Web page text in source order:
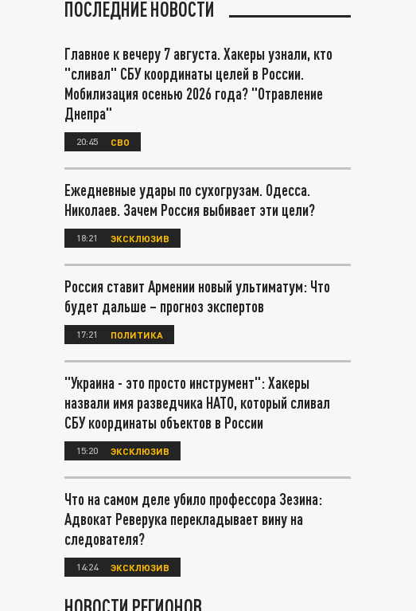
ПОСЛЕДНИЕ НОВОСТИ
Главное к вечеру 7 августа. Хакеры узнали, кто
"сливал" СБУ координаты целей в России.
Мобилизация осенью 2026 года? "Отравление
Днепра"
20:45 СВО
Ежедневные удары по сухогрузам. Одесса.
Николаев. Зачем Россия выбивает эти цели?
18:21 ЭКСКЛЮЗИВ
Россия ставит Армении новый ультиматум: Что
будет дальше – прогноз экспертов
17:21 ПОЛИТИКА
"Украина - это просто инструмент": Хакеры
назвали имя разведчика НАТО, который сливал
СБУ координаты объектов в России
15:20 ЭКСКЛЮЗИВ
Что на самом деле убило профессора Зезина:
Адвокат Реверука перекладывает вину на
следователя?
14:24 ЭКСКЛЮЗИВ